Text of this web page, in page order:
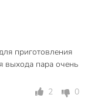
Россия
приготовления
выхода пара очень
2
0